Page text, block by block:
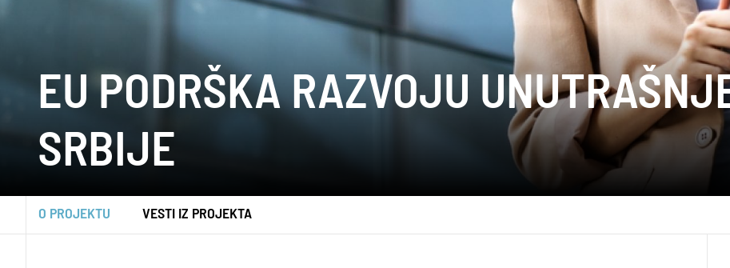
EU PODRŠKA RAZVOJU
SRBIJE
O PROJEKTU VESTI IZ PROJEKTA